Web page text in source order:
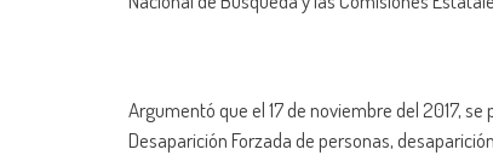
Argumentó que el 17 de noviembre del 2017,
Desaparición Forzada de personas,